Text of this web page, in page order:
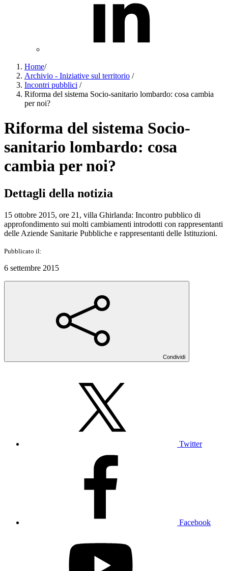
Home/
Archivio - Iniziative sul territorio /
Incontri pubblici /
Riforma del sistema Socio-sanitario lombardo: cosa cambia
per noi?
Riforma del sistema Socio-
sanitario lombardo: cosa
cambia per noi?
Dettagli della notizia
15 ottobre 2015, ore 21, villa Ghirlanda: Incontro pubblico di
approfondimento sui molti cambiamenti introdotti con rappresentanti
delle Aziende Sanitarie Pubbliche e rappresentanti delle Istituzioni.
Pubblicato il:
6 settembre 2015
Condividi
Twitter
Facebook